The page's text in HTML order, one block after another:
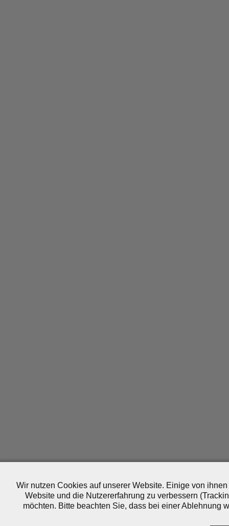
Wir nutzen Cookies auf unserer Website. Einige von
Website und die Nutzererfahrung zu verbessern
möchten. Bitte beachten Sie, dass bei einer Ablehnung